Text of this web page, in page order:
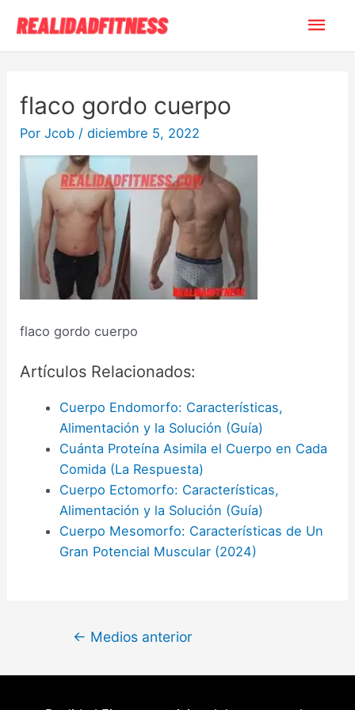
contenido
flaco gordo cuerpo
PorJcob /diciembre 5, 2022
flaco gordo cuerpo
Artículos Relacionados:
Cuerpo Endomorfo: Características,
Alimentación y la Solución (Guía)
Cuánta Proteína Asimila el Cuerpo en Cada
Comida (La Respuesta)
Cuerpo Ectomorfo: Características,
Alimentación y la Solución (Guía)
Cuerpo Mesomorfo: Características de Un
Gran Potencial Muscular (2024)
Navegación
← Medios anterior